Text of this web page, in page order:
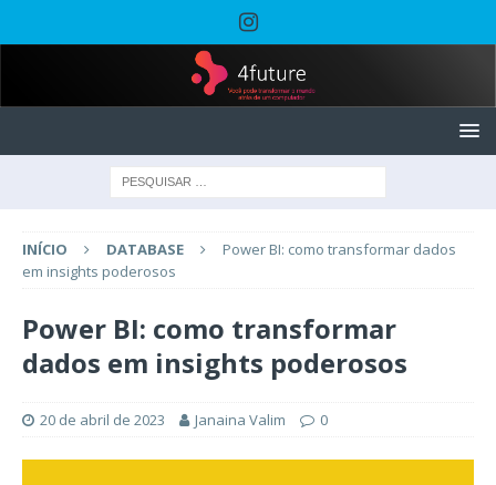
INÍCIO DATABASE
Power BI: como transformar dados
em insights poderosos
Power BI: como transformar
dados em insights poderosos
20 de abril de 2023 Janaina Valim 0